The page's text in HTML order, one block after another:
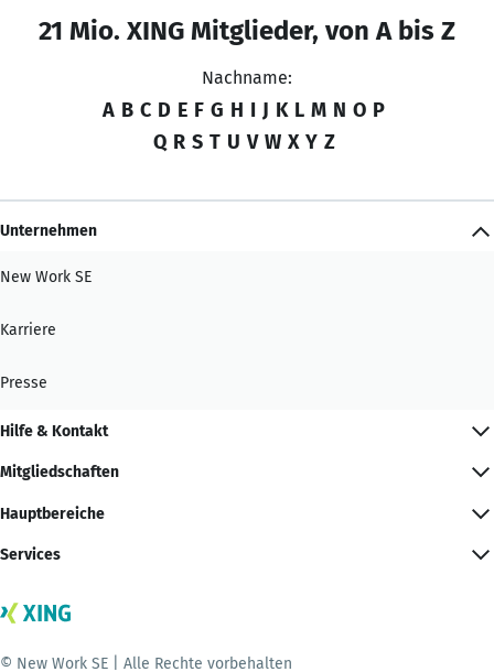
21 Mio. XING Mitglieder, von A bis Z
Nachname:
A B C D E F G H I J K L M N O P
Q R S T U V W X Y Z
Unternehmen
New Work SE
Karriere
Presse
Hilfe & Kontakt
Mitgliedschaften
Hauptbereiche
Services
© New Work SE | Alle Rechte vorbehalten